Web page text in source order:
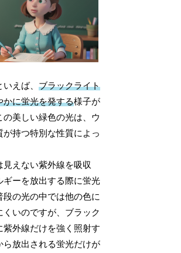
いえば、ブラックライト
かに蛍光を発する様子が
の美しい緑色の光は、ウ
が持つ特別な性質によっ
見えない紫外線を吸収
ギーを放出する際に蛍光
段の光の中では他の色に
くいのですが、ブラック
紫外線だけを強く照射す
ら放出される蛍光だけが